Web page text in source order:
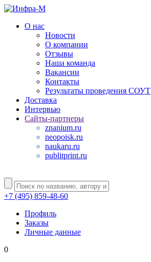
О нас
Новости
О компании
Отзывы
Наша команда
Вакансии
Контакты
Результаты проведения СОУТ
Доставка
Интервью
Сайты-партнеры
znanium.ru
neopoisk.ru
naukaru.ru
publitprint.ru
+7 (495) 859-48-60
Профиль
Заказы
Личные данные
0